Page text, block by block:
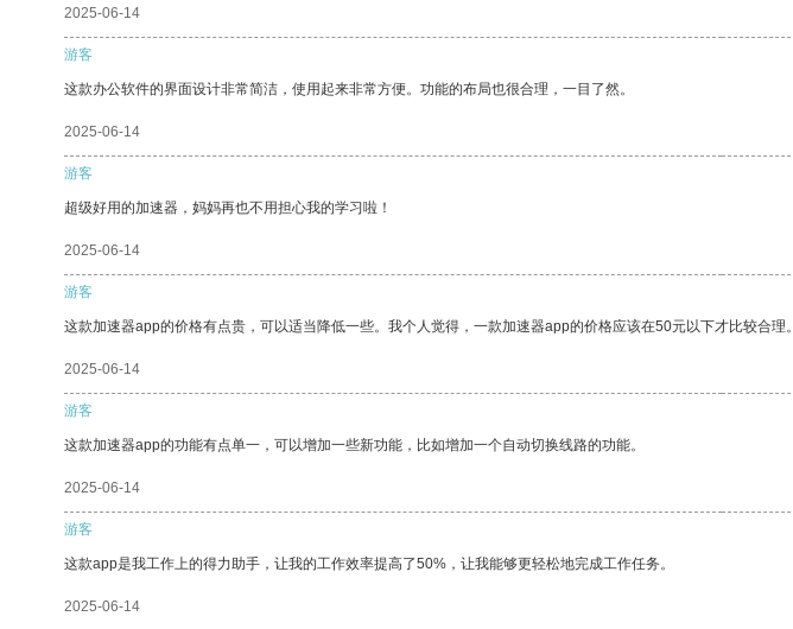
2025-06-14
游客
这款办公软件的界面设计非常简洁，使用起来非常方便。功能的布局也很合理，一目了然。
2025-06-14
游客
超级好用的加速器，妈妈再也不用担心我的学习啦！
2025-06-14
游客
这款加速器app的价格有点贵，可以适当降低一些。我个人觉得，一款加速器app的价格应该在50元以下才比较合理。
2025-06-14
游客
这款加速器app的功能有点单一，可以增加一些新功能，比如增加一个自动切换线路的功能。
2025-06-14
游客
这款app是我工作上的得力助手，让我的工作效率提高了50%，让我能够更轻松地完成工作任务。
2025-06-14